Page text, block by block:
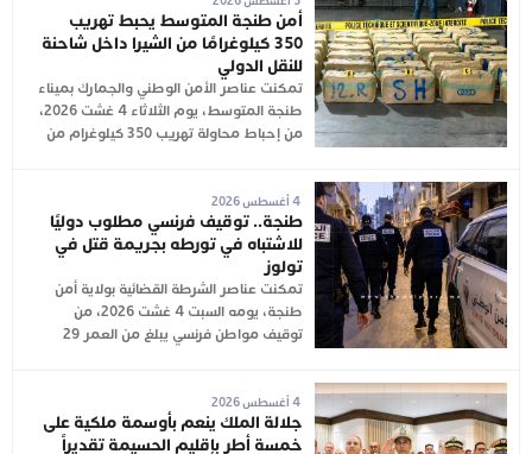
أمن طنجة المتوسط يحبط تهريب
350 كيلوغرامًا من الشيرا داخل شاحنة
للنقل الدولي
تمكنت عناصر الأمن الوطني والجمارك بميناء
طنجة المتوسط، يوم الثلاثاء 4 غشت 2026،
من إحباط محاولة تهريب 350 كيلوغرام من
4 أغسطس 2026
طنجة.. توقيف فرنسي مطلوب دوليًا
للاشتباه في تورطه بجريمة قتل في
تولوز
تمكنت عناصر الشرطة القضائية بولاية أمن
طنجة، يومه السبت 4 غشت 2026، من
توقيف مواطن فرنسي يبلغ من العمر 29
4 أغسطس 2026
جلالة الملك ينعم بأوسمة ملكية على
خمسة أطر بإقليم الحسيمة تقديراً